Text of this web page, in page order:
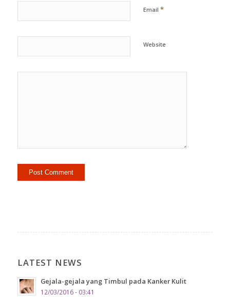
Email *
Website
LATEST NEWS
Gejala-gejala yang Timbul pada Kanker Kulit
12/03/2016 - 03:41